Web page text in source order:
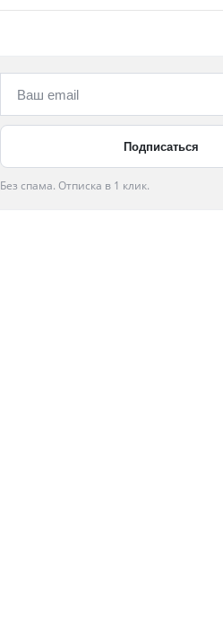
Без спама. Отписка в 1 клик.